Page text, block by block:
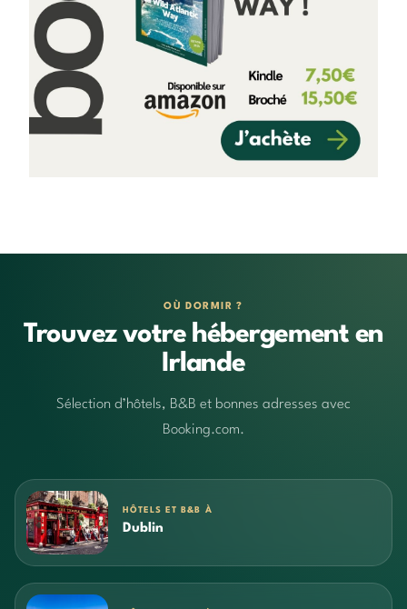
OÙ DORMIR ?
Trouvez votre hébergement en
Irlande
Sélection d’hôtels, B&B et bonnes adresses avec
Booking.com.
HÔTELS ET B&B À
Dublin